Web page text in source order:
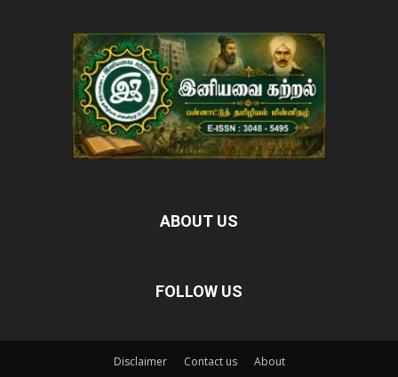
ABOUT US
FOLLOW US
Disclaimer Contact us About